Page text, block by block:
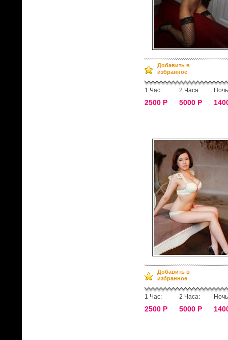
Добавить в
избранное
1 Час:
2500 Р
2 Часа:
5000 Р
Добавить в
избранное
1 Час:
2500 Р
2 Часа:
5000 Р